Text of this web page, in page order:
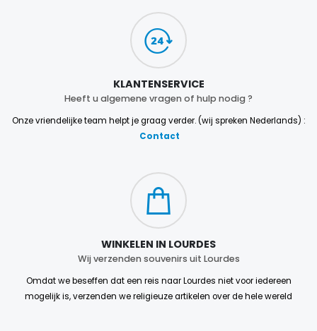
KLANTENSERVICE
Heeft u algemene vragen of hulp nodig ?
Onze vriendelijke team helpt je graag verder. (wij spreken Nederlands) :
Contact
WINKELEN IN LOURDES
Wij verzenden souvenirs uit Lourdes
Omdat we beseffen dat een reis naar Lourdes niet voor iedereen
mogelijk is, verzenden we religieuze artikelen over de hele wereld